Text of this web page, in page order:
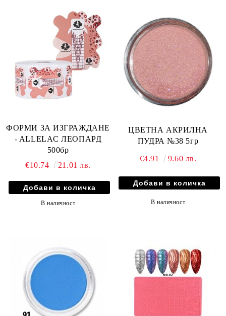
ФОРМИ ЗА ИЗГРАЖДАНЕ
- ALLELAC ЛЕОПАРД
500бр
€10.74
21.01 лв.
В наличност
ЦВЕТНА АКРИЛНА
ПУДРА №38 5гр
€4.91 9.60 лв.
В наличност